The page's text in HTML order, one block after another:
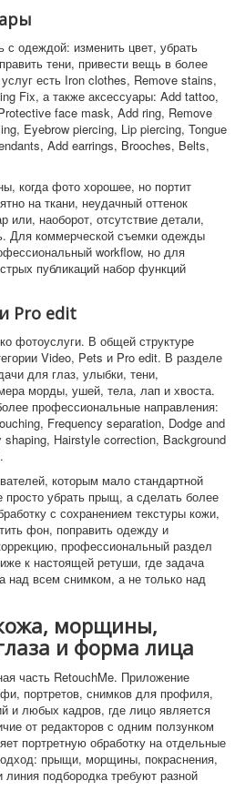
с одеждой: изменить цвет, убрать
тени, привести вещь в более
есть Iron clothes, Remove stains,
Fix, а также аксессуары: Add tattoo,
face mask, Add ring, Remove
Eyebrow piercing, Lip piercing, Tongue
Add earrings, Brooches, Belts,
когда фото хорошее, но портит
на ткани, неудачный оттенок
наоборот, отсутствие детали,
Для коммерческой съемки одежды
workflow, но для
публикаций набор функций
Pro edit
фотоуслуги. В общей структуре
Video, Pets и Pro edit. В разделе
для глаз, улыбки, тени,
морды, ушей, тела, лап и хвоста.
профессиональные направления:
Frequency separation, Dodge and
Hairstyle correction, Background
которым мало стандартной
просто убрать прыщ, а сделать более
с сохранением текстуры кожи,
фон, поправить одежду и
профессиональный раздел
к настоящей ретуши, где задача
над всем снимком, а не только над
морщины,
и форма лица
часть RetouchMe. Приложение
портретов, снимков для профиля,
и любых кадров, где лицо является
от редакторов с одним ползунком
портретную обработку на отдельные
прыщи, морщины, покраснения,
подбородка требуют разной